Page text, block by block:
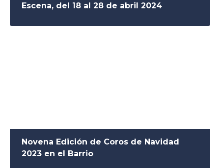
Escena, del 18 al 28 de abril 2024
Novena Edición de Coros de Navidad
2023 en el Barrio